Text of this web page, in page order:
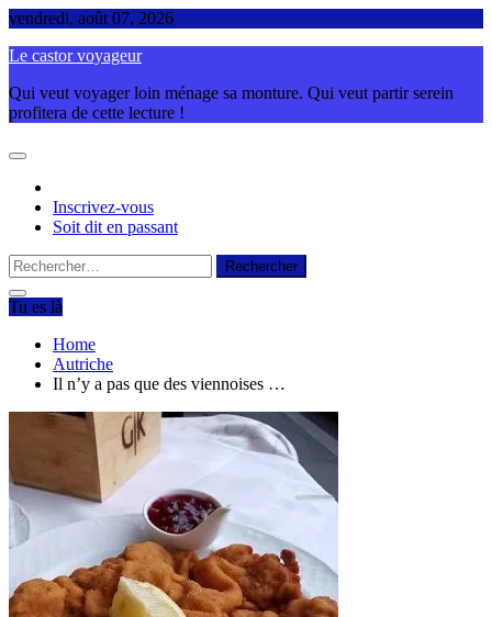
Skip
content
vendredi, août 07, 2026
Le castor voyageur
Qui veut voyager loin ménage sa monture. Qui veut partir serein
profitera de cette lecture !
Inscrivez-vous
Soit dit en passant
Rechercher :
Tu es là
Home
Autriche
Il n’y a pas que des viennoises …